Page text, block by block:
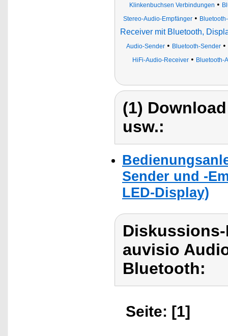
Klinkenbuchsen Verbindungen •
Stereo-Audio-Empfänger •
Receiver mit Bluetooth,
Audio-Sender • Bluetooth-Sender •
HiFi-Audio-Receiver • Bluetooth-
(1)
usw.:
Sender und -
LED-Display)
auvisio
Bluetooth:
Seite: [1]